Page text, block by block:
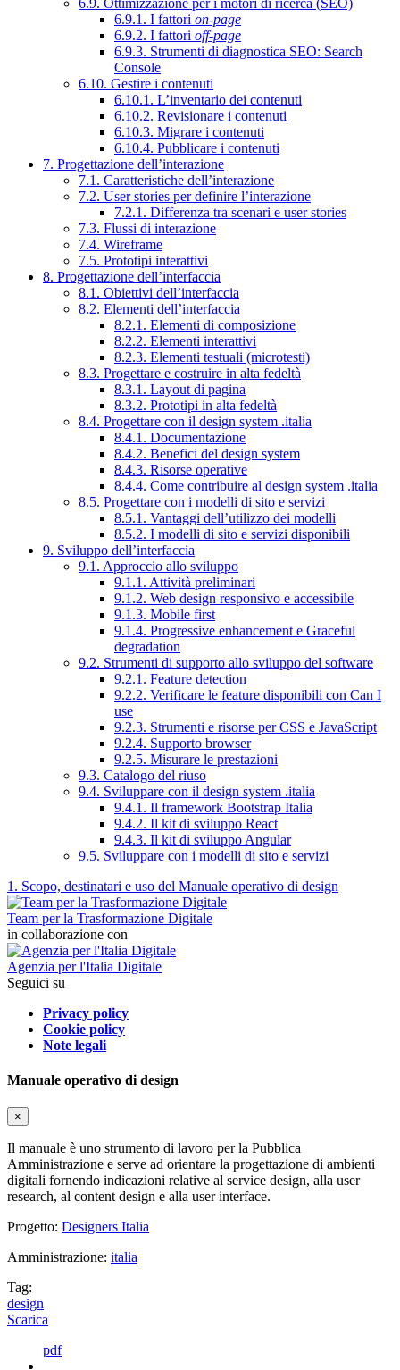
6.9.1. I fattori on-page
6.9.2. I fattori off-page
6.9.3. Strumenti di diagnostica SEO: Search
Console
6.10. Gestire i contenuti
6.10.1. L’inventario dei contenuti
6.10.2. Revisionare i contenuti
6.10.3. Migrare i contenuti
6.10.4. Pubblicare i contenuti
7. Progettazione dell’interazione
7.1. Caratteristiche dell’interazione
7.2. User stories per definire l’interazione
7.2.1. Differenza tra scenari e user stories
7.3. Flussi di interazione
7.4. Wireframe
7.5. Prototipi interattivi
8. Progettazione dell’interfaccia
8.1. Obiettivi dell’interfaccia
8.2. Elementi dell’interfaccia
8.2.1. Elementi di composizione
8.2.2. Elementi interattivi
8.2.3. Elementi testuali (microtesti)
8.3. Progettare e costruire in alta fedeltà
8.3.1. Layout di pagina
8.3.2. Prototipi in alta fedeltà
8.4. Progettare con il design system .italia
8.4.1. Documentazione
8.4.2. Benefici del design system
8.4.3. Risorse operative
8.4.4. Come contribuire al design system .italia
8.5. Progettare con i modelli di sito e servizi
8.5.1. Vantaggi dell’utilizzo dei modelli
8.5.2. I modelli di sito e servizi disponibili
9. Sviluppo dell’interfaccia
9.1. Approccio allo sviluppo
9.1.1. Attività preliminari
9.1.2. Web design responsivo e accessibile
9.1.3. Mobile first
9.1.4. Progressive enhancement e Graceful
degradation
9.2. Strumenti di supporto allo sviluppo del software
9.2.1. Feature detection
9.2.2. Verificare le feature disponibili con Can I
use
9.2.3. Strumenti e risorse per CSS e JavaScript
9.2.4. Supporto browser
9.2.5. Misurare le prestazioni
9.3. Catalogo del riuso
9.4. Sviluppare con il design system .italia
9.4.1. Il framework Bootstrap Italia
9.4.2. Il kit di sviluppo React
9.4.3. Il kit di sviluppo Angular
9.5. Sviluppare con i modelli di sito e servizi
1. Scopo, destinatari e uso del Manuale operativo di design
Team per la Trasformazione Digitale
in collaborazione con
Agenzia per l'Italia Digitale
Seguici su
Privacy policy
Cookie policy
Note legali
Manuale operativo di design
×
Il manuale è uno strumento di lavoro per la Pubblica
Amministrazione e serve ad orientare la progettazione di ambienti
digitali fornendo indicazioni relative al service design, alla user
research, al content design e alla user interface.
Progetto: Designers Italia
Amministrazione: italia
Tag:
design
Scarica
pdf